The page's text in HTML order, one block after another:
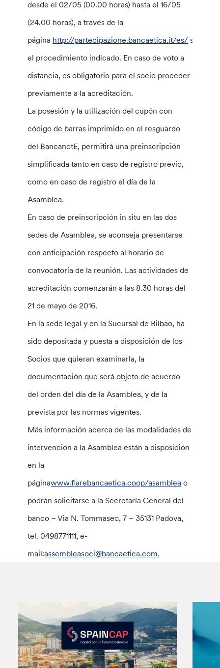
desde el 02/05 (00.00 horas) hasta el 16/05
(24.00 horas), a través de la
página http://partecipazione.bancaetica.it/es/
el procedimiento indicado. En caso de voto a
distancia, es obligatorio para el socio proceder
previamente a la acreditación.
La posesión y la utilización del cupón con
código de barras imprimido en el resguardo
del BancanotE, permitirá una preinscripción
simplificada tanto en caso de registro previo,
como en caso de registro el día de la
Asamblea.
En caso de preinscripción in situ en las dos
sedes de Asamblea, se aconseja presentarse
con anticipación respecto al horario de
convocatoria de la reunión. Las actividades de
acreditación comenzarán a las 8.30 horas del
21 de mayo de 2016.
En la sede legal y en la Sucursal de Bilbao, ha
sido depositada y puesta a disposición de los
Socios que quieran examinarla, la
documentación que será objeto de acuerdo
del orden del día de la Asamblea, y de la
prevista por las normas vigentes.
Más información acerca de las modalidades de
intervención a la Asamblea están a disposición
en la
páginawww.fiarebancaetica.coop/asamblea o
podrán solicitarse a la Secretaría General del
banco – Via N. Tommaseo, 7 – 35131 Padova,
tel. 0498771111, e-
mail:assembleasoci@bancaetica.com.